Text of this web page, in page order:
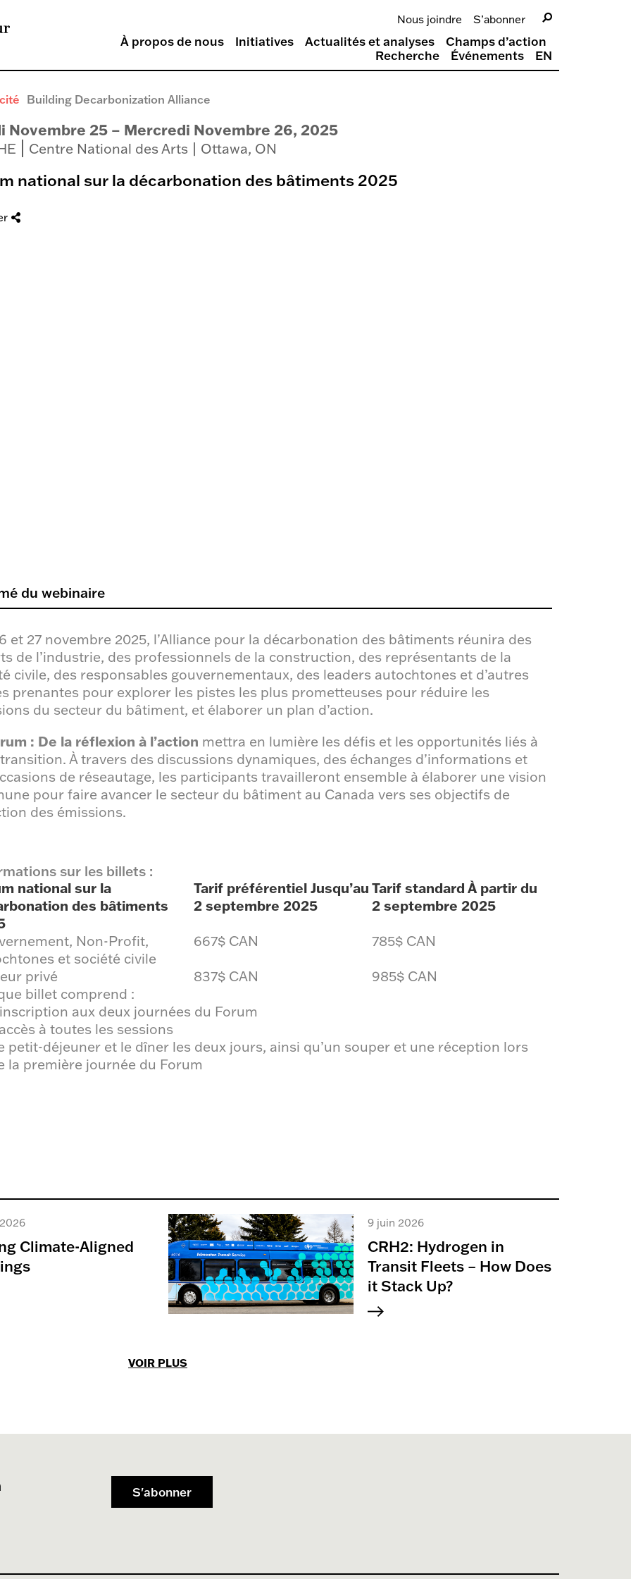
Nous joindre S’abonner
À propos de nous Initiatives Actualités et analyses
Champs d’action
Recherche
Événements EN
Building Decarbonization Alliance
Novembre 25 – Mercredi Novembre 26, 2025
Centre National des Arts | Ottawa, ON
national sur la décarbonation des bâtiments 2025
du webinaire
et 27 novembre 2025, l’Alliance pour la décarbonation des bâtiments réunira des
de l’industrie, des professionnels de la construction, des représentants de la
civile, des responsables gouvernementaux, des leaders autochtones et d’autres
prenantes pour explorer les pistes les plus prometteuses pour réduire les
du secteur du bâtiment, et élaborer un plan d’action.
: De la réflexion à l’action mettra en lumière les défis et les opportunités liés à
À travers des discussions dynamiques, des échanges d’informations et
de réseautage, les participants travailleront ensemble à élaborer une vision
pour faire avancer le secteur du bâtiment au Canada vers ses objectifs de
des émissions.
sur les billets :
national sur la
des bâtiments
Tarif préférentiel Jusqu’au
2 septembre 2025
Tarif standard À partir du
2 septembre 2025
Non-Profit,
et société civile
667$ CAN
785$ CAN
privé
837$ CAN
985$ CAN
billet comprend :
aux deux journées du Forum
à toutes les sessions
petit-déjeuner et le dîner les deux jours, ainsi qu’un souper et une réception lors
la première journée du Forum
Climate-Aligned
9 juin 2026
CRH2: Hydrogen in
Transit Fleets – How Does
it Stack Up?
VOIR PLUS
S'abonner